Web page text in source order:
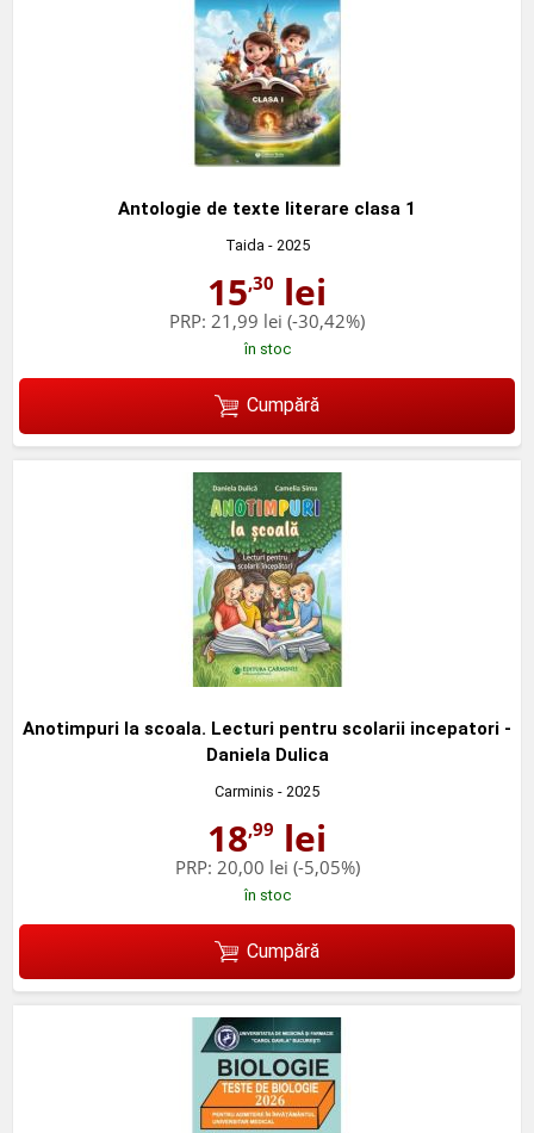
Antologie de texte literare clasa 1
Taida - 2025
15,30 lei
PRP: 21,99 lei (-30,42%)
în stoc
Cumpără
Anotimpuri la scoala. Lecturi pentru scolarii incepatori -
Daniela Dulica
Carminis - 2025
18,99 lei
PRP: 20,00 lei (-5,05%)
în stoc
Cumpără